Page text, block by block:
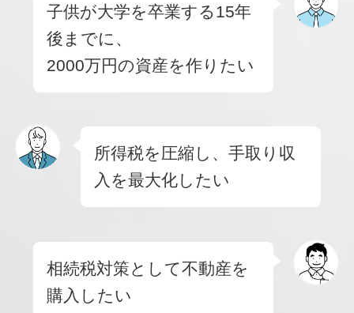
子供が大学を卒業する15年
後までに、
2000万円の資産を作りたい
所得税を圧縮し、手取り収
入を最大化したい
相続税対策として不動産を
購入したい